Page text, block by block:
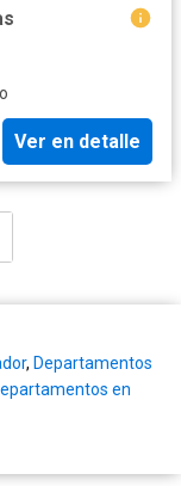
Ver en detalle
, Departamentos
en